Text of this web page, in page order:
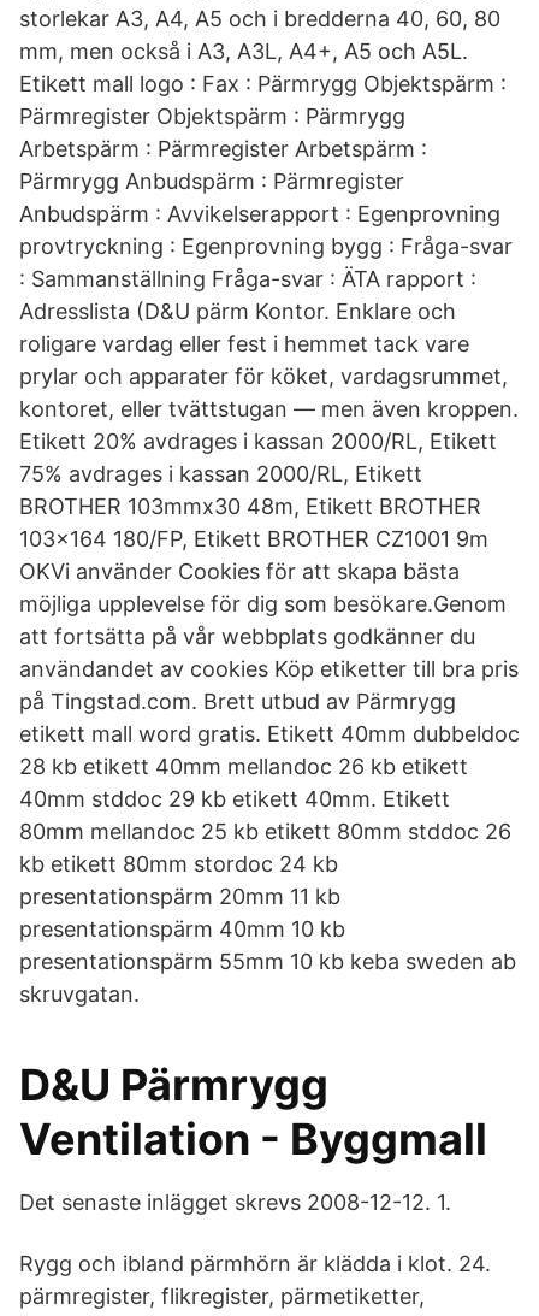
storlekar A3, A4, A5 och i bredderna 40, 60, 80
mm, men också i A3, A3L, A4+, A5 och A5L.
Etikett mall logo : Fax : Pärmrygg Objektspärm :
Pärmregister Objektspärm : Pärmrygg
Arbetspärm : Pärmregister Arbetspärm :
Pärmrygg Anbudspärm : Pärmregister
Anbudspärm : Avvikelserapport : Egenprovning
provtryckning : Egenprovning bygg : Fråga-svar
: Sammanställning Fråga-svar : ÄTA rapport :
Adresslista (D&U pärm Kontor. Enklare och
roligare vardag eller fest i hemmet tack vare
prylar och apparater för köket, vardagsrummet,
kontoret, eller tvättstugan — men även kroppen.
Etikett 20% avdrages i kassan 2000/RL, Etikett
75% avdrages i kassan 2000/RL, Etikett
BROTHER 103mmx30 48m, Etikett BROTHER
103x164 180/FP, Etikett BROTHER CZ1001 9m
OKVi använder Cookies för att skapa bästa
möjliga upplevelse för dig som besökare.Genom
att fortsätta på vår webbplats godkänner du
användandet av cookies Köp etiketter till bra pris
på Tingstad.com. Brett utbud av Pärmrygg
etikett mall word gratis. Etikett 40mm dubbeldoc
28 kb etikett 40mm mellandoc 26 kb etikett
40mm stddoc 29 kb etikett 40mm. Etikett
80mm mellandoc 25 kb etikett 80mm stddoc 26
kb etikett 80mm stordoc 24 kb
presentationspärm 20mm 11 kb
presentationspärm 40mm 10 kb
presentationspärm 55mm 10 kb keba sweden ab
skruvgatan.
D&U Pärmrygg
Ventilation - Byggmall
Det senaste inlägget skrevs 2008-12-12. 1.
Rygg och ibland pärmhörn är klädda i klot. 24.
pärmregister, flikregister, pärmetiketter,